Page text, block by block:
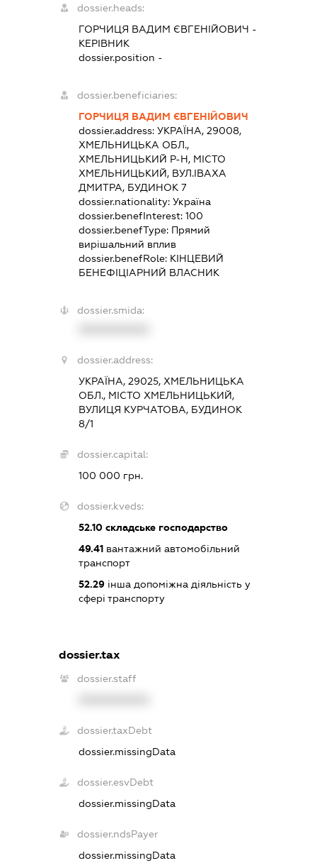
dossier.heads:
ГОРЧИЦЯ ВАДИМ ЄВГЕНІЙОВИЧ -
КЕРІВНИК
dossier.position -
dossier.beneficiaries:
ГОРЧИЦЯ ВАДИМ ЄВГЕНІЙОВИЧ
dossier.address:УКРАЇНА, 29008,
ХМЕЛЬНИЦЬКА ОБЛ.,
ХМЕЛЬНИЦЬКИЙ Р-Н, МІСТО
ХМЕЛЬНИЦЬКИЙ, ВУЛ.ІВАХА
ДМИТРА, БУДИНОК 7
dossier.nationality:Україна
dossier.benefInterest:100
dossier.benefType: Прямий
вирішальний вплив
dossier.benefRole: КІНЦЕВИЙ
БЕНЕФІЦІАРНИЙ ВЛАСНИК
dossier.smida:
dossier.address:
УКРАЇНА, 29025, ХМЕЛЬНИЦЬКА
ОБЛ., МІСТО ХМЕЛЬНИЦЬКИЙ,
ВУЛИЦЯ КУРЧАТОВА, БУДИНОК
8/1
dossier.capital:
100 000 грн.
dossier.kveds:
52.10 складське господарство
49.41 вантажний автомобільний
транспорт
52.29 інша допоміжна діяльність у
сфері транспорту
dossier.tax
dossier.staff
dossier.taxDebt
dossier.missingData
dossier.esvDebt
dossier.missingData
dossier.ndsPayer
dossier.missingData